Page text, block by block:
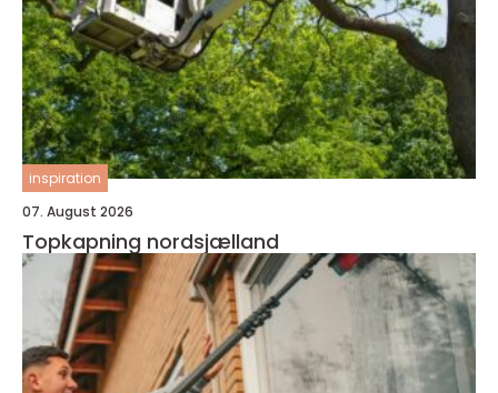
inspiration
07. August 2026
Topkapning nordsjælland